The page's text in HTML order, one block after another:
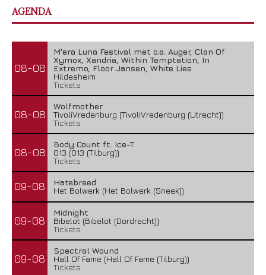
AGENDA
08-08
M'era Luna Festival met o.a. Auger, Clan Of
Xymox, Xandria, Within Temptation, In
Extremo, Floor Jansen, White Lies
Hildesheim
Tickets
08-08
Wolfmother
TivoliVredenburg (TivoliVredenburg (Utrecht))
Tickets
08-08
Body Count ft. Ice-T
013 (013 (Tilburg))
Tickets
09-08
Hatebreed
Het Bolwerk (Het Bolwerk (Sneek))
09-08
Midnight
Bibelot (Bibelot (Dordrecht))
Tickets
09-08
Spectral Wound
Hall Of Fame (Hall Of Fame (Tilburg))
Tickets